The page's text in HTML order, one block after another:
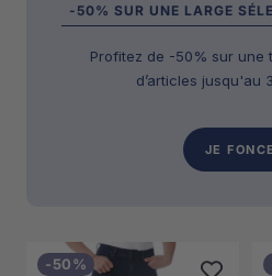
-50% SUR UNE LARGE
Profitez de -50% sur une
d’articles jusqu'au
JE
-50%